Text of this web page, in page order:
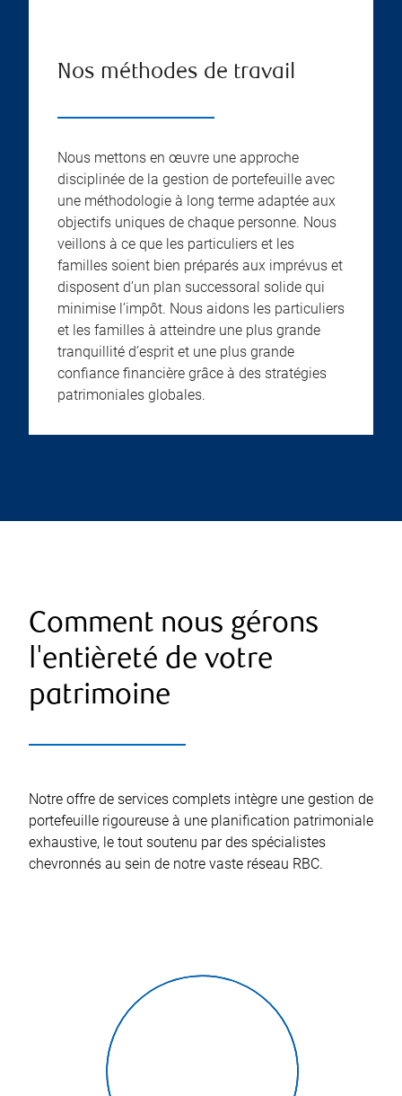
Nos méthodes de travail
Nous mettons en œuvre une approche
disciplinée de la gestion de portefeuille avec
une méthodologie à long terme adaptée aux
objectifs uniques de chaque personne. Nous
veillons à ce que les particuliers et les
familles soient bien préparés aux imprévus et
disposent d’un plan successoral solide qui
minimise l’impôt. Nous aidons les particuliers
et les familles à atteindre une plus grande
tranquillité d’esprit et une plus grande
confiance financière grâce à des stratégies
patrimoniales globales.
Comment nous gérons
l'entièreté de votre
patrimoine
Notre offre de services complets intègre une gestion de
portefeuille rigoureuse à une planification patrimoniale
exhaustive, le tout soutenu par des spécialistes
chevronnés au sein de notre vaste réseau RBC.